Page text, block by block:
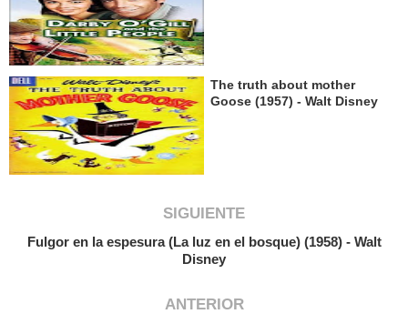
The truth about mother
Goose (1957) - Walt Disney
SIGUIENTE
Fulgor en la espesura (La luz en el bosque) (1958) - Walt
Disney
ANTERIOR